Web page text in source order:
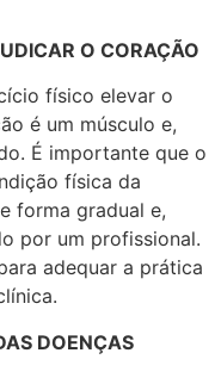
O CORAÇÃO
físico elevar o
é um músculo e,
É importante que o
física da
forma gradual e,
por um profissional.
adequar a prática
DOENÇAS